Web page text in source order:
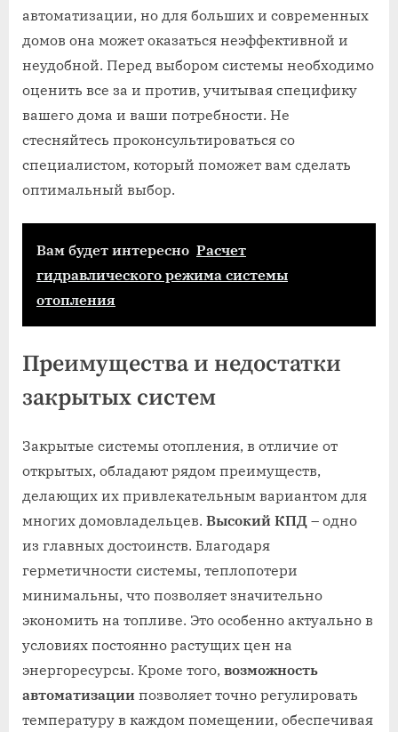
автоматизации, но для больших и современных
домов она может оказаться неэффективной и
неудобной. Перед выбором системы необходимо
оценить все за и против, учитывая специфику
вашего дома и ваши потребности. Не
стесняйтесь проконсультироваться со
специалистом, который поможет вам сделать
оптимальный выбор.
Вам будет интересно Расчет
гидравлического режима системы
отопления
Преимущества и недостатки
закрытых систем
Закрытые системы отопления, в отличие от
открытых, обладают рядом преимуществ,
делающих их привлекательным вариантом для
многих домовладельцев. Высокий КПД – одно
из главных достоинств. Благодаря
герметичности системы, теплопотери
минимальны, что позволяет значительно
экономить на топливе. Это особенно актуально в
условиях постоянно растущих цен на
энергоресурсы. Кроме того, возможность
автоматизации позволяет точно регулировать
температуру в каждом помещении, обеспечивая